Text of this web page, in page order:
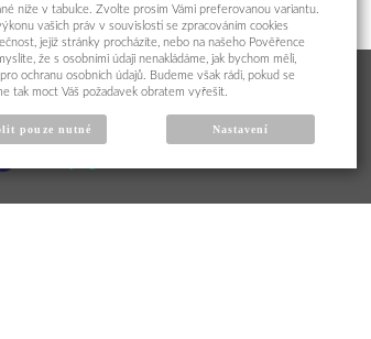
níže v tabulce. Zvolte prosím Vámi preferovanou variantu.
vašich práv v souvislosti se zpracováním cookies
jejíž stránky procházíte, nebo na našeho Pověřence
že s osobními údaji nenakládáme, jak bychom měli,
ochranu osobních údajů. Budeme však rádi, pokud se
tak moct Váš požadavek obratem vyřešit.
pouze nutné Nastavení